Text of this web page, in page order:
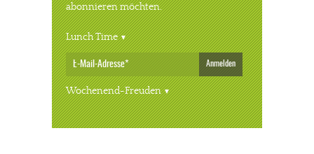
abonnieren möchten.
Lunch Time
Anmelden
Wochenend-Freuden